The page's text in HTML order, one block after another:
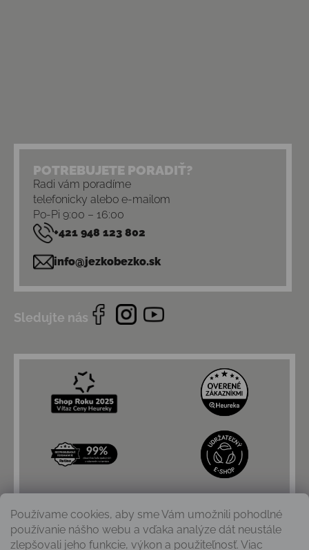
Používame cookies, aby sme Vám umožnili pohodlné
používanie nášho webu a vďaka analýze dát neustále
zlepšovali jeho funkcie, výkon a použiteľnosť. Viac
POTREBUJETE PORADIŤ?
Radi vám poradíme
telefonicky alebo e-mailom
Po-Pi 9:00 – 16:00
+421 948 123 802
info@jezkobezko.sk
Sledujte nás